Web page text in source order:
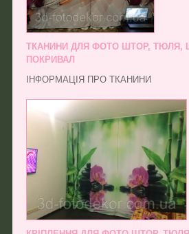
ТКАНИНИ ДЛЯ ФОТО ШТОР, ТЮЛЯ,
ПОКРИВАЛ
ІНФОРМАЦІЯ ПРО ТКАНИНИ